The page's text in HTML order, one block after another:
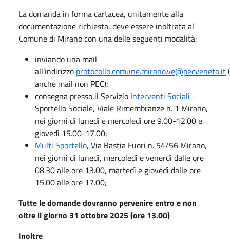
La domanda in forma cartacea, unitamente alla
documentazione richiesta, deve essere inoltrata al
Comune di Mirano con una delle seguenti modalità:
inviando una mail
all’indirizzo protocollo.comune.mirano.ve@pecveneto.it
anche mail non PEC);
consegna presso il Servizio Interventi Sociali -
Sportello Sociale, Viale Rimembranze n. 1 Mirano,
nei giorni di lunedì e mercoledì ore 9.00-12.00 e
giovedì 15.00-17.00;
Multi Sportello, Via Bastia Fuori n. 54/56 Mirano,
nei giorni di lunedì, mercoledì e venerdì dalle ore
08.30 alle ore 13.00, martedì e giovedì dalle ore
15.00 alle ore 17.00;
Tutte le domande dovranno pervenireentro e non
oltre il giorno 31 ottobre 2025 (ore 13.00)
Inoltre